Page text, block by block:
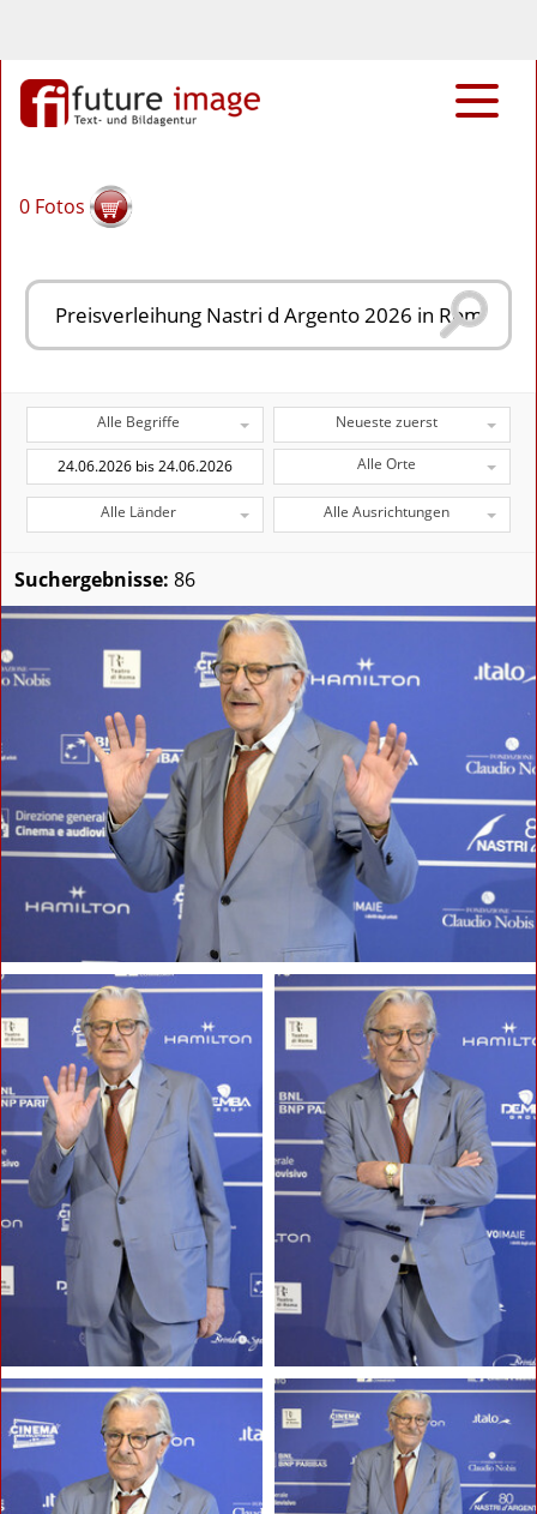
0 Fotos
Alle Begriffe Neueste zuerst
Alle Orte
Alle Länder Alle Ausrichtungen
Suchergebnisse: 86